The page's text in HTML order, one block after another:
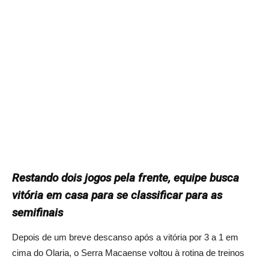
Restando dois jogos pela frente, equipe busca
vitória em casa para se classificar para as
semifinais
Depois de um breve descanso após a vitória por 3 a 1 em
cima do Olaria, o Serra Macaense voltou à rotina de treinos